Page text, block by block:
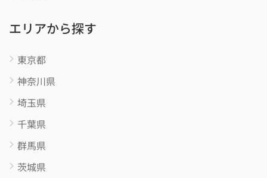
エリアから探す
東京都
神奈川県
埼玉県
千葉県
群馬県
茨城県